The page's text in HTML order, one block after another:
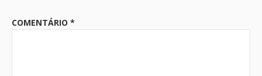
COMENTÁRIO *